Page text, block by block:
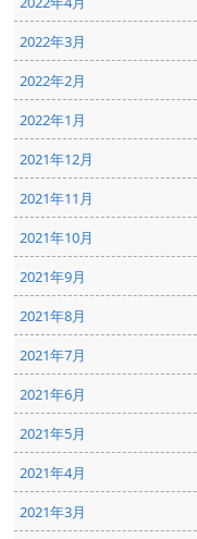
2022年3月
2022年2月
2022年1月
2021年12月
2021年11月
2021年10月
2021年9月
2021年8月
2021年7月
2021年6月
2021年5月
2021年4月
2021年3月